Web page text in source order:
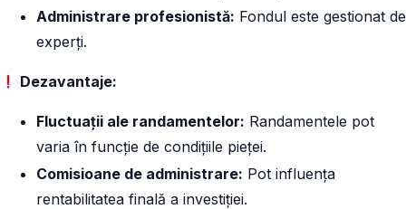
Administrare profesionistă: Fondul este gestionat de
experți.
Dezavantaje:
Fluctuații ale randamentelor: Randamentele pot
varia în funcție de condițiile pieței.
Comisioane de administrare: Pot influența
rentabilitatea finală a investiției.